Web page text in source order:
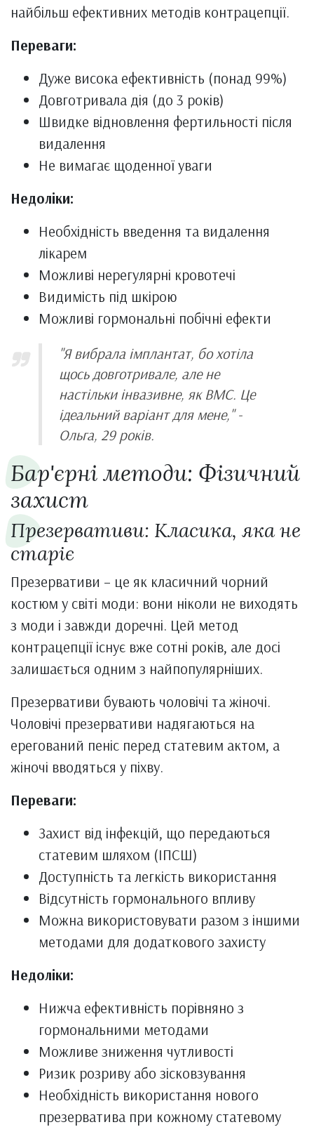
найбільш ефективних методів контрацепції.
Переваги:
Дуже висока ефективність (понад 99%)
Довготривала дія (до 3 років)
Швидке відновлення фертильності після
видалення
Не вимагає щоденної уваги
Недоліки:
Необхідність введення та видалення
лікарем
Можливі нерегулярні кровотечі
Видимість під шкірою
Можливі гормональні побічні ефекти
"Я вибрала імплантат, бо хотіла
щось довготривале, але не
настільки інвазивне, як ВМС. Це
ідеальний варіант для мене," -
Ольга, 29 років.
Бар'єрні методи: Фізичний
захист
Презервативи: Класика, яка не
старіє
Презервативи – це як класичний чорний
костюм у світі моди: вони ніколи не виходять
з моди і завжди доречні. Цей метод
контрацепції існує вже сотні років, але досі
залишається одним з найпопулярніших.
Презервативи бувають чоловічі та жіночі.
Чоловічі презервативи надягаються на
ерегований пеніс перед статевим актом, а
жіночі вводяться у піхву.
Переваги:
Захист від інфекцій, що передаються
статевим шляхом (ІПСШ)
Доступність та легкість використання
Відсутність гормонального впливу
Можна використовувати разом з іншими
методами для додаткового захисту
Недоліки:
Нижча ефективність порівняно з
гормональними методами
Можливе зниження чутливості
Ризик розриву або зісковзування
Необхідність використання нового
презерватива при кожному статевому